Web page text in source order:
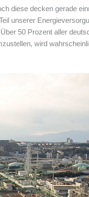
diese decken gerade
unserer
50 Prozent aller
wird